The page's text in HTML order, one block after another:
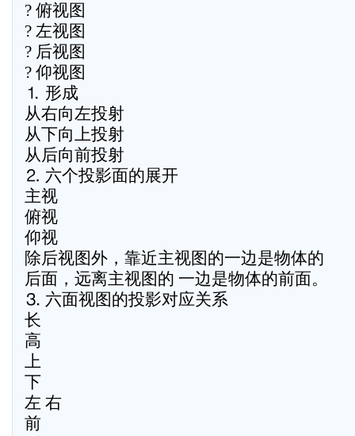
? 俯视图
? 左视图
? 后视图
? 仰视图
⒈ 形成
从右向左投射
从下向上投射
从后向前投射
⒉ 六个投影面的展开
主视
俯视
仰视
除后视图外，靠近主视图的一边是物体的
后面，远离主视图的 一边是物体的前面。
⒊ 六面视图的投影对应关系
长
高
上
下
左 右
前